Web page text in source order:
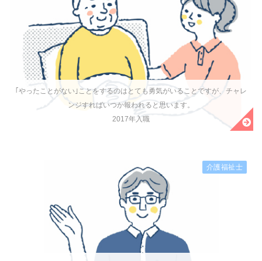
｢やったことがない｣ことをするのはとても勇気がいることですが、チャレ
ンジすればいつか報われると思います。
2017年入職
介護福祉士